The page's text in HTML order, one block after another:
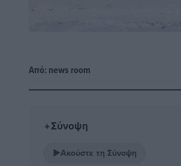
Από: news room
✦Σύνοψη
▶Ακούστε τη Σύνοψη